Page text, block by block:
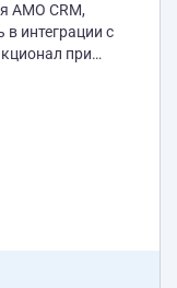
AMO CRM,
интеграции с
при
нужны. Цена